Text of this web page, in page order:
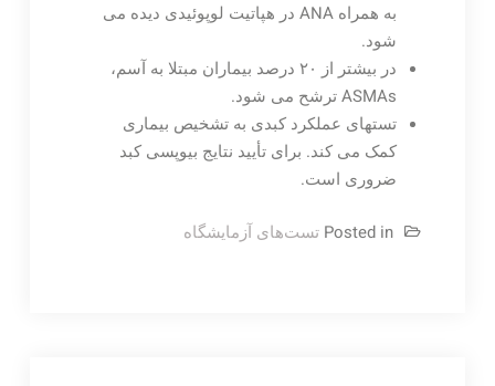
به همراه ANA در هپاتیت لوپوئیدی دیده می
شود.
در بیشتر از ۲۰ درصد بیماران مبتلا به آسم،
ASMAs ترشح می شود.
تستهای عملکرد کبدی به تشخیص بیماری
کمک می کند. برای تأیید نتایج بیوپسی کبد
ضروری است.
Posted in تست‌های آزمایشگاه